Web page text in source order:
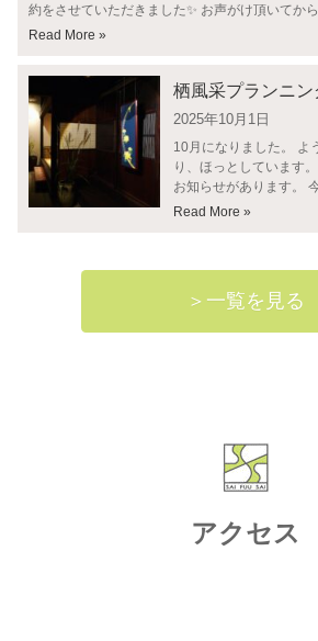
約をさせていただきました✨ お声がけ頂いてか
Read More »
栖風采プランニ
2025年10月1日
10月になりました。 よ
り、ほっとしています
お知らせがあります。
Read More »
＞一覧を見る
アクセス